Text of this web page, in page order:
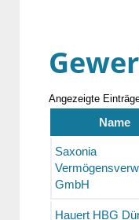
Angezeigte
Name
Saxonia
GmbH
Hauert HBG